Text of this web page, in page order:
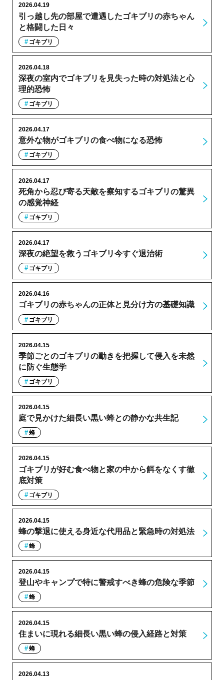
引っ越し先の部屋で遭遇したゴキブリの赤ちゃん
と格闘した日々
2026.04.19
ゴキブリ
深夜の室内でゴキブリを見失った時の対処法と心
理的恐怖
2026.04.18
ゴキブリ
意外な物がゴキブリの食べ物になる恐怖
2026.04.17
ゴキブリ
死角から忍び寄る天敵を察知するゴキブリの驚異
の感覚神経
2026.04.17
ゴキブリ
深夜の絶望を救うゴキブリ今すぐ退治術
2026.04.17
ゴキブリ
ゴキブリの赤ちゃんの正体と見分け方の基礎知識
2026.04.16
ゴキブリ
季節ごとのゴキブリの動きを把握して侵入を未然
に防ぐ生態学
2026.04.15
ゴキブリ
庭で見かけた細長い黒い蜂との静かな共生記
2026.04.15
蜂
ゴキブリが好む食べ物と家の中から餌をなくす徹
底対策
2026.04.15
ゴキブリ
蜂の撃退に使える身近な代用品と緊急時の対処法
2026.04.15
蜂
登山やキャンプで特に警戒すべき蜂の危険な季節
2026.04.15
蜂
住まいに現れる細長い黒い蜂の侵入経路と対策
2026.04.15
蜂
2026.04.13